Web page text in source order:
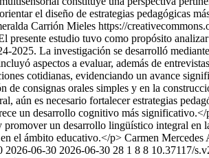
el diseño de estrategias pedagógicas
Carrión Mieles https://
presente estudio tuvo como propósito
La investigación se desarrolló
aspectos a evaluar, además de
cotidianas, evidenciando un avance
consignas orales simples y en la
aún es necesario fortalecer estrategias
un desarrollo cognitivo más
un desarrollo lingüístico integral en
el ámbito educativo.</p> Carmen Mercedes
2026-06-30 2026-06-30 28 1 8 8 10.37117/